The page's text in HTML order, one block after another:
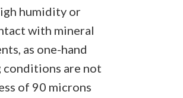
humidity or
with mineral
as one-hand
conditions are not
of 90 microns